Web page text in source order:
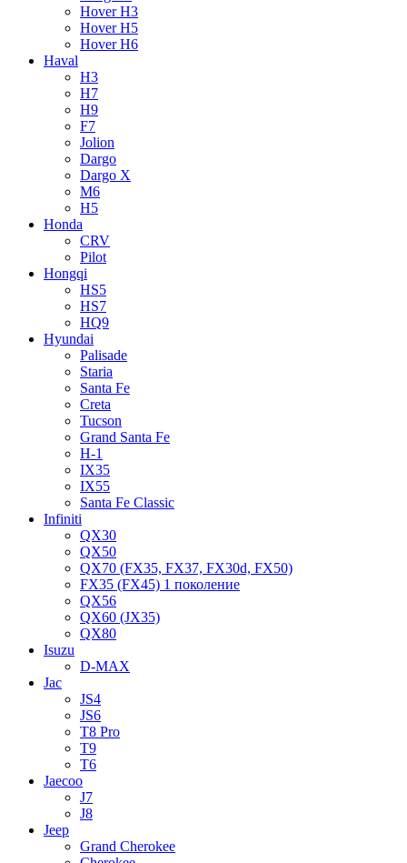
Hover H3
Hover H5
Hover H6
Haval
H3
H7
H9
F7
Jolion
Dargo
Dargo X
M6
H5
Honda
CRV
Pilot
Hongqi
HS5
HS7
HQ9
Hyundai
Palisade
Staria
Santa Fe
Creta
Tucson
Grand Santa Fe
H-1
IX35
IX55
Santa Fe Classic
Infiniti
QX30
QX50
QX70 (FX35, FX37, FX30d, FX50)
FX35 (FX45) 1 поколение
QX56
QX60 (JX35)
QX80
Isuzu
D-MAX
Jac
JS4
JS6
T8 Pro
T9
T6
Jaecoo
J7
J8
Jeep
Grand Cherokee